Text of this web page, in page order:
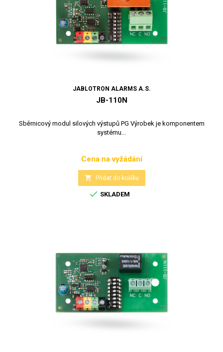
JABLOTRON ALARMS A.S.
JB-110N
Sběrnicový modul silových výstupů PG Výrobek je komponentem
systému...
Cena
Cena na vyžádání
 Přidat do košíku
 SKLADEM